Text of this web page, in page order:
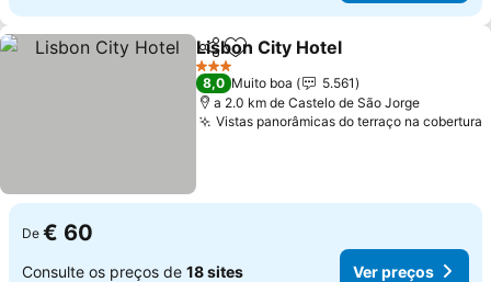
PartilharAdicionar aos favoritos
Lisbon City Hotel
3 Estrelas
8,0 Muito boa
5.561
a 2.0 km de Castelo de São Jorge
Vistas panorâmicas do terraço na cobertura
De € 60
Consulte os preços de 18 sites Ver preços